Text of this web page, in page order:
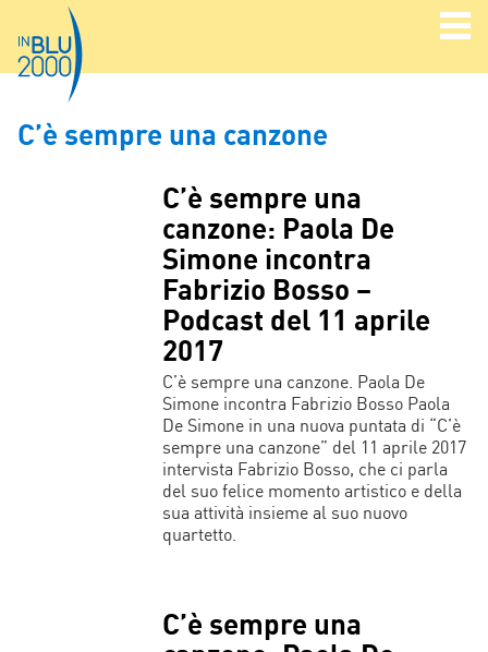
C’è sempre una canzone
C’è sempre una
canzone: Paola De
Simone incontra
Fabrizio Bosso –
Podcast del 11 aprile
2017
C’è sempre una canzone. Paola De
Simone incontra Fabrizio Bosso Paola
De Simone in una nuova puntata di “C’è
sempre una canzone” del 11 aprile 2017
intervista Fabrizio Bosso, che ci parla
del suo felice momento artistico e della
sua attività insieme al suo nuovo
quartetto.
C’è sempre una